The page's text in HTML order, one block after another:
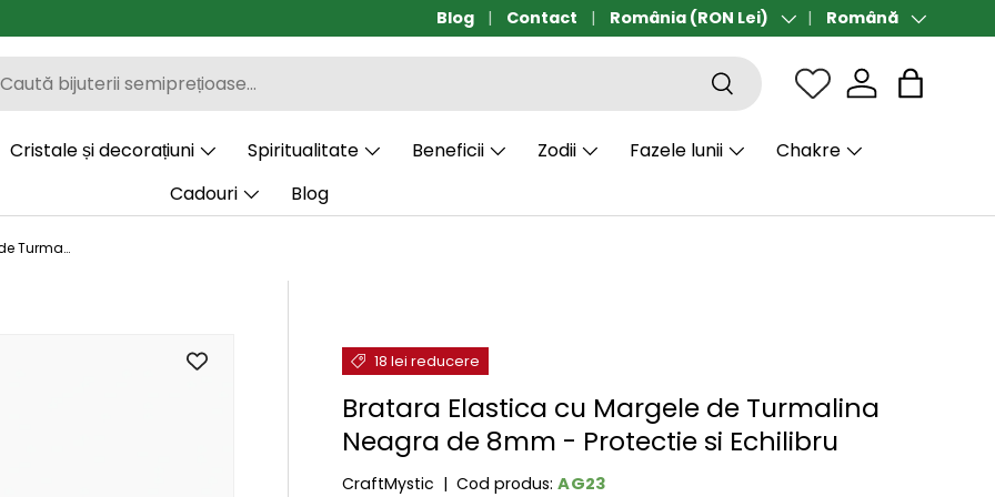
Transport gratuit de la 190 lei
Blog Contact Țară/Regiune
România (RON Lei) LimbăRomână
Căutare Sac
Cristale și decorațiuni Spiritualitate Beneficii Zodii Fazele lunii
Chakre
Cadouri
Blog
Bratara Elastica cu Margele de Turmalina Neagra de 8mm - Protectie si Echilibru
18 lei reducere
Bratara Elastica cu Margele de Turmalina
Neagra de 8mm - Protectie si Echilibru
CraftMystic |Cod produs: AG23